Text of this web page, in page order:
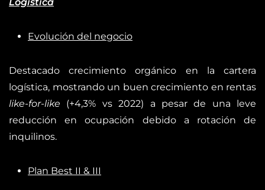
Evolución del negocio
Destacado crecimiento orgánico en la cartera
logística, mostrando un buen crecimiento en rentas
like-for-like (+4,3% vs 2022) a pesar de una leve
reducción en ocupación debido a rotación de
inquilinos.
Plan Best II & III